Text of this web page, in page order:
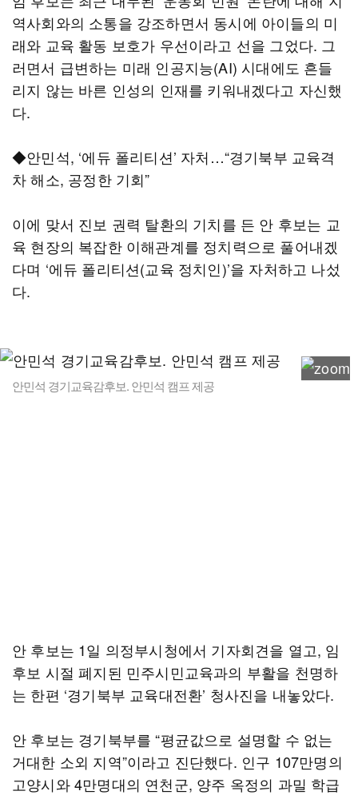
역사회와의 소통을 강조하면서 동시에 아이들의 미
래와 교육 활동 보호가 우선이라고 선을 그었다. 그
러면서 급변하는 미래 인공지능(AI) 시대에도 흔들
리지 않는 바른 인성의 인재를 키워내겠다고 자신했
다.
◆안민석, ‘에듀 폴리티션’ 자처…“경기북부 교육격
차 해소, 공정한 기회”
이에 맞서 진보 권력 탈환의 기치를 든 안 후보는 교
육 현장의 복잡한 이해관계를 정치력으로 풀어내겠
다며 ‘에듀 폴리티션(교육 정치인)’을 자처하고 나섰
다.
안민석 경기교육감후보. 안민석 캠프 제공
안 후보는 1일 의정부시청에서 기자회견을 열고, 임
후보 시절 폐지된 민주시민교육과의 부활을 천명하
는 한편 ‘경기북부 교육대전환’ 청사진을 내놓았다.
안 후보는 경기북부를 “평균값으로 설명할 수 없는
거대한 소외 지역”이라고 진단했다. 인구 107만명의
고양시와 4만명대의 연천군, 양주 옥정의 과밀 학급